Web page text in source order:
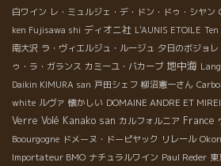
白ワイン レ・ミュルジェ・デ・ドン・ドゥ・シヤン
ken Fujisawa shi ディオニ社 L'AUNIS ETOILE Ten
南大沢 ラ・ヴィエルジュ・ルージュ 夕日のボジョレ
ゥ・ラ・ガランス カミーユ・バカーブ 地中海
Daikin KIMURA san 戸田シェフ 柳沼憲一さん
white ルヴァ 懐かしい DOMAINE ANDRE ET
Verre Volé Kanako san カルフォルニア France
Boourgogne ドメーヌ・ドーピヤック リレール
Importateur BMO ナチュラルワイン Paul Reder